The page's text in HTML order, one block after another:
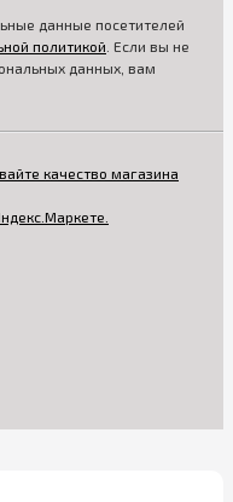
данные посетителей
политикой . Если вы не
данных, вам